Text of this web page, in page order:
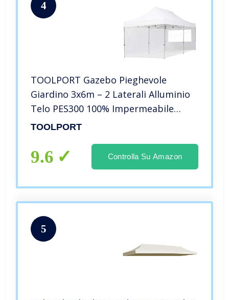
4
TOOLPORT Gazebo Pieghevole
Giardino 3x6m – 2 Laterali Alluminio
Telo PES300 100% Impermeabile
Padiglione Mercati Sagre Bianco
TOOLPORT
9.6 Controlla Su Amazon
5